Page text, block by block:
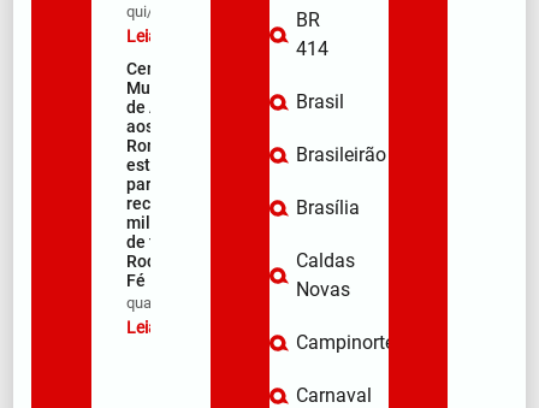
qui/08/2026
Leia mais »
Centro
Municipal
de Apoio
aos
Romeiros
está pronto
para
receber
milhares
de fiéis na
Rodovia da
Fé
qua/08/2026
Leia mais »
BR
414
Brasil
Brasileirão
Brasília
Caldas
Novas
Campinorte
Carnaval